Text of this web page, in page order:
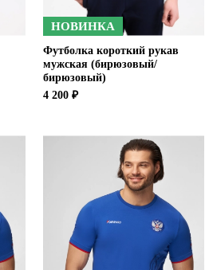
НОВИНКА
Футболка короткий рукав
мужская (бирюзовый/
бирюзовый)
4 200 ₽